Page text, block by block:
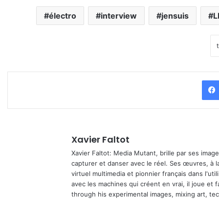
électro interview jensuis
Xavier Faltot
Xavier Faltot: Media Mutant, brille par ses
capturer et danser avec le réel. Ses œuvres, à
virtuel multimedia et pionnier français dans
avec les machines qui créent en vrai, il joue et
through his experimental images, mixing art,